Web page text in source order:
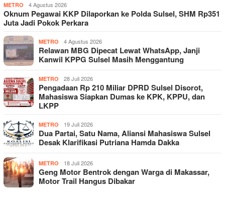
METRO 4 Agustus 2026
Oknum Pegawai KKP Dilaporkan ke Polda Sulsel, SHM Rp351
Juta Jadi Pokok Perkara
METRO 4 Agustus 2026
Relawan MBG Dipecat Lewat WhatsApp, Janji
Kanwil KPPG Sulsel Masih Menggantung
METRO 28 Juli 2026
Pengadaan Rp 210 Miliar DPRD Sulsel Disorot,
Mahasiswa Siapkan Dumas ke KPK, KPPU, dan
LKPP
METRO 19 Juli 2026
Dua Partai, Satu Nama, Aliansi Mahasiswa Sulsel
Desak Klarifikasi Putriana Hamda Dakka
METRO 18 Juli 2026
Geng Motor Bentrok dengan Warga di Makassar,
Motor Trail Hangus Dibakar